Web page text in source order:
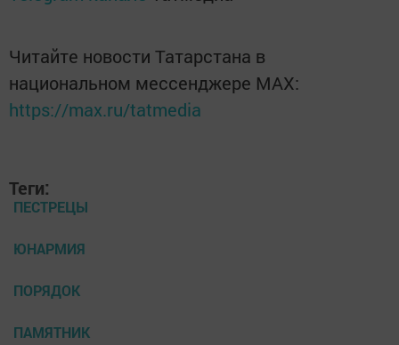
Читайте новости Татарстана в
национальном мессенджере MАХ:
https://max.ru/tatmedia
Теги:
ПЕСТРЕЦЫ
ЮНАРМИЯ
ПОРЯДОК
ПАМЯТНИК